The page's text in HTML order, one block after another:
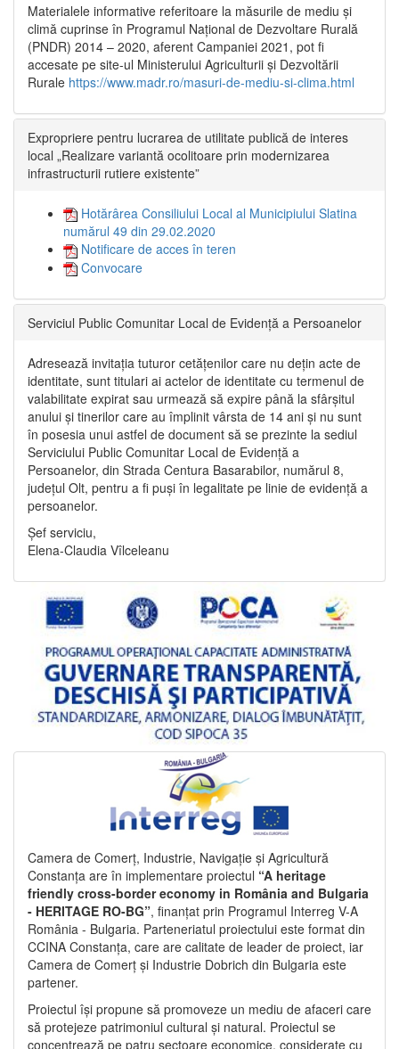
Materialele informative referitoare la măsurile de mediu și
climă cuprinse în Programul Național de Dezvoltare Rurală
(PNDR) 2014 – 2020, aferent Campaniei 2021, pot fi
accesate pe site-ul Ministerului Agriculturii și Dezvoltării
Rurale https://www.madr.ro/masuri-de-mediu-si-clima.html
Expropriere pentru lucrarea de utilitate publică de interes
local „Realizare variantă ocolitoare prin modernizarea
infrastructurii rutiere existente”
Hotărârea Consiliului Local al Municipiului Slatina
numărul 49 din 29.02.2020
Notificare de acces în teren
Convocare
Serviciul Public Comunitar Local de Evidență a Persoanelor
Adresează invitația tuturor cetățenilor care nu dețin acte de
identitate, sunt titulari ai actelor de identitate cu termenul de
valabilitate expirat sau urmează să expire până la sfârșitul
anului și tinerilor care au împlinit vârsta de 14 ani și nu sunt
în posesia unui astfel de document să se prezinte la sediul
Serviciului Public Comunitar Local de Evidență a
Persoanelor, din Strada Centura Basarabilor, numărul 8,
județul Olt, pentru a fi puși în legalitate pe linie de evidență a
persoanelor.
Șef serviciu,
Elena-Claudia Vîlceleanu
Camera de Comerț, Industrie, Navigație și Agricultură
Constanța are în implementare proiectul “A heritage
friendly cross-border economy in România and Bulgaria
- HERITAGE RO-BG”, finanțat prin Programul Interreg V-A
România - Bulgaria. Parteneriatul proiectului este format din
CCINA Constanța, care are calitate de leader de proiect, iar
Camera de Comerț și Industrie Dobrich din Bulgaria este
partener.
Proiectul își propune să promoveze un mediu de afaceri care
să protejeze patrimoniul cultural și natural. Proiectul se
concentrează pe patru sectoare economice, considerate cu